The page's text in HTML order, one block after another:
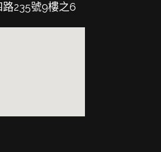
235號9樓之6